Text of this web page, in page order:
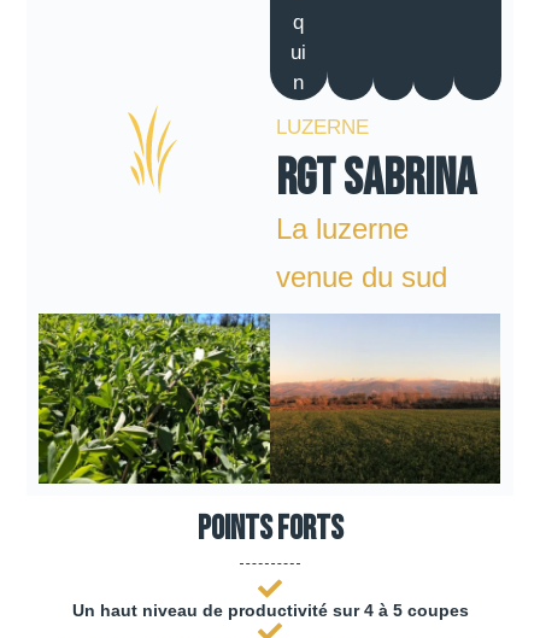
q
ui
n
LUZERNE
RGT SABRINA
La luzerne
venue du sud
Points forts
Un haut niveau de productivité sur 4 à 5 coupes